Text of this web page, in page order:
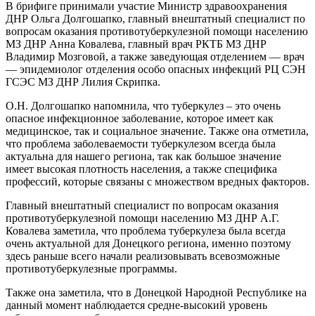
В брифиге принимали участие Министр здравоохранения
ДНР Ольга Долгошапко, главный внештатный специалист по
вопросам оказания противотуберкулезной помощи населению
МЗ ДНР Анна Ковалева, главный врач РКТБ МЗ ДНР
Владимир Мозговой, а также заведующая отделением — врач
— эпидемиолог отделения особо опасных инфекций РЦ СЭН
ГСЭС МЗ ДНР Лилия Скрипка.
О.Н. Долгошапко напомнила, что туберкулез – это очень
опасное инфекционное заболевание, которое имеет как
медицинское, так и социальное значение. Также она отметила,
что проблема заболеваемости туберкулезом всегда была
актуальна для нашего региона, так как большое значение
имеет высокая плотность населения, а также специфика
профессий, которые связаны с множеством вредных факторов.
Главный внештатный специалист по вопросам оказания
противотуберкулезной помощи населению МЗ ДНР А.Г.
Ковалева заметила, что проблема туберкулеза была всегда
очень актуальной для Донецкого региона, именно поэтому
здесь раньше всего начали реализовывать всевозможные
противотуберкулезные программы.
Также она заметила, что в Донецкой Народной Республике на
данный момент наблюдается средне-высокий уровень